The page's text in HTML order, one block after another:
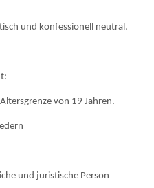
und konfessionell neutral.
von 19 Jahren.
und juristische Person